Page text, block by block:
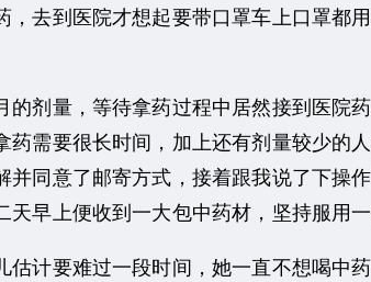
到医院才想起要带口罩车上口罩都
量，等待拿药过程中居然接到医院药
需要很长时间，加上还有剂量较少的
同意了邮寄方式，接着跟我说了下操
早上便收到一大包中药材，坚持服用
要难过一段时间，她一直不想喝中药